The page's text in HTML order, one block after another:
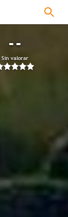
--
Sin valorar